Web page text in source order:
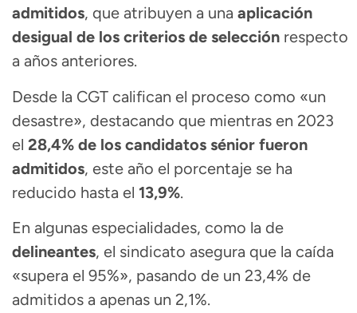
admitidos, que atribuyen a una aplicación
desigual de los criterios de selección respecto
a años anteriores.
Desde la CGT califican el proceso como «un
desastre», destacando que mientras en 2023
el 28,4% de los candidatos sénior fueron
admitidos, este año el porcentaje se ha
reducido hasta el 13,9%.
En algunas especialidades, como la de
delineantes, el sindicato asegura que la caída
«supera el 95%», pasando de un 23,4% de
admitidos a apenas un 2,1%.